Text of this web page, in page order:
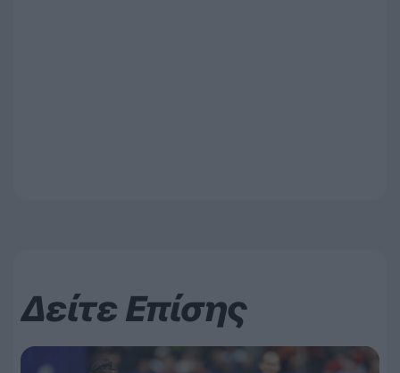
Δείτε Επίσης